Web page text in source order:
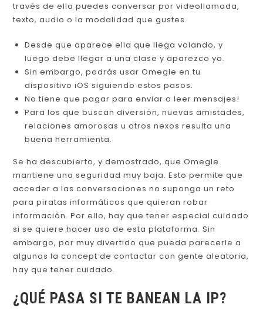
través de ella puedes conversar por videollamada,
texto, audio o la modalidad que gustes.
Desde que aparece ella que llega volando, y
luego debe llegar a una clase y aparezco yo.
Sin embargo, podrás usar Omegle en tu
dispositivo iOS siguiendo estos pasos.
No tiene que pagar para enviar o leer mensajes!
Para los que buscan diversión, nuevas amistades,
relaciones amorosas u otros nexos resulta una
buena herramienta.
Se ha descubierto, y demostrado, que Omegle
mantiene una seguridad muy baja. Esto permite que
acceder a las conversaciones no suponga un reto
para piratas informáticos que quieran robar
información. Por ello, hay que tener especial cuidado
si se quiere hacer uso de esta plataforma. Sin
embargo, por muy divertido que pueda parecerle a
algunos la concept de contactar con gente aleatoria,
hay que tener cuidado.
¿QUÉ PASA SI TE BANEAN LA IP?